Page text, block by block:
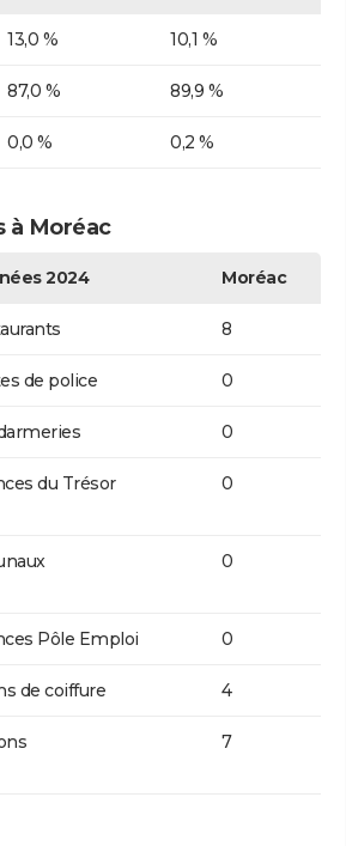
13,0 % 10,1 %
87,0 % 89,9 %
0,0 % 0,2 %
à Moréac
2024 Moréac
8
de police 0
0
du Trésor 0
0
Pôle Emploi 0
de coiffure 4
7